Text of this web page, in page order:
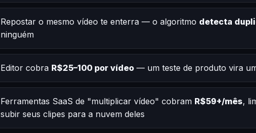
Repostar o mesmo vídeo te enterra — o algoritmo detecta
ninguém
Editor cobra R$25–100 por vídeo — um teste de produto vira
Ferramentas SaaS de "multiplicar vídeo" cobram R$59+/mês,
subir seus clipes para a nuvem deles